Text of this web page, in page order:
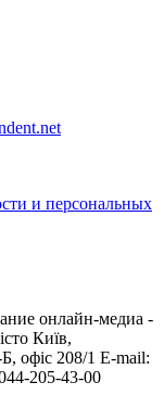
и персональных
онлайн-медиа -
Київ,
208/1 E-mail:
205-43-00